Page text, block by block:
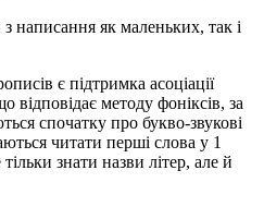
написання як маленьких, так і
є підтримка асоціації
методу фоніксів, за
спочатку про букво-звукові
читати перші слова у 1
знати назви літер, але й